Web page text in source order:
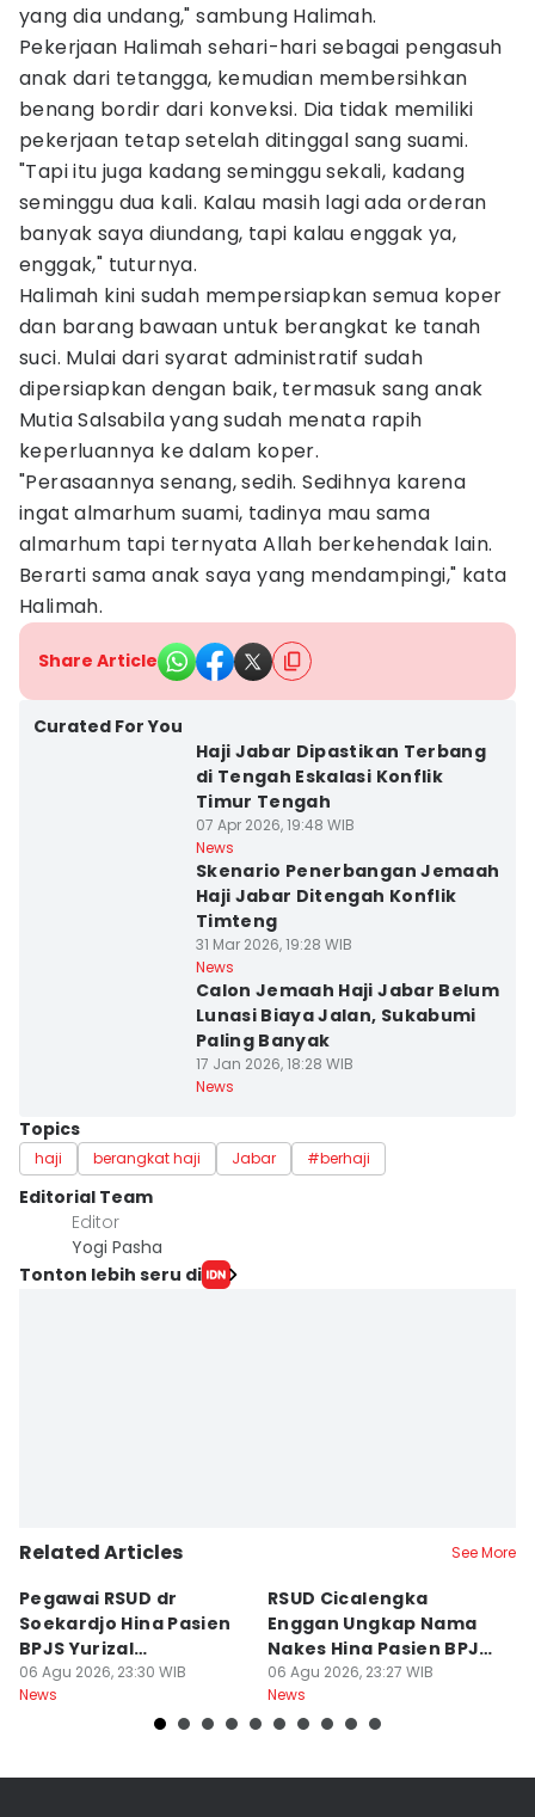
yang dia undang," sambung Halimah.
Pekerjaan Halimah sehari-hari sebagai pengasuh
anak dari tetangga, kemudian membersihkan
benang bordir dari konveksi. Dia tidak memiliki
pekerjaan tetap setelah ditinggal sang suami.
"Tapi itu juga kadang seminggu sekali, kadang
seminggu dua kali. Kalau masih lagi ada orderan
banyak saya diundang, tapi kalau enggak ya,
enggak," tuturnya.
Halimah kini sudah mempersiapkan semua koper
dan barang bawaan untuk berangkat ke tanah
suci. Mulai dari syarat administratif sudah
dipersiapkan dengan baik, termasuk sang anak
Mutia Salsabila yang sudah menata rapih
keperluannya ke dalam koper.
"Perasaannya senang, sedih. Sedihnya karena
ingat almarhum suami, tadinya mau sama
almarhum tapi ternyata Allah berkehendak lain.
Berarti sama anak saya yang mendampingi," kata
Halimah.
Share Article
Curated For You
Haji Jabar Dipastikan Terbang
di Tengah Eskalasi Konflik
Timur Tengah
07 Apr 2026, 19:48 WIB
News
Skenario Penerbangan Jemaah
Haji Jabar Ditengah Konflik
Timteng
31 Mar 2026, 19:28 WIB
News
Calon Jemaah Haji Jabar Belum
Lunasi Biaya Jalan, Sukabumi
Paling Banyak
17 Jan 2026, 18:28 WIB
News
Topics
haji berangkat haji Jabar #berhaji
Editorial Team
Editor
Yogi Pasha
Tonton lebih seru di
Related Articles See More
Pegawai RSUD dr
Soekardjo Hina Pasien
BPJS Yurizal
Mengundurkan Diri
06 Agu 2026, 23:30 WIB
News
RSUD Cicalengka
Enggan Ungkap Nama
Nakes Hina Pasien BPJS
Yurizal
06 Agu 2026, 23:27 WIB
News